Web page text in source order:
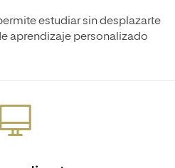
estudiar sin desplazarte
aprendizaje personalizado